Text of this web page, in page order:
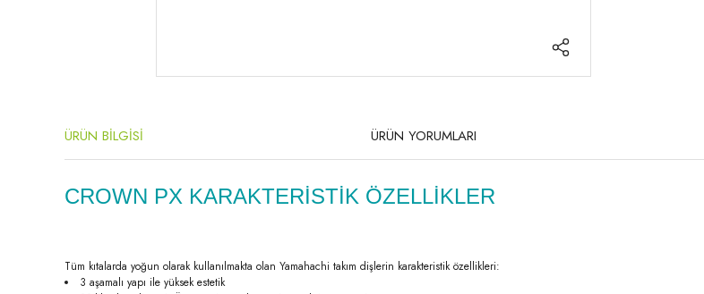
ÜRÜN BİLGİSİ ÜRÜN YORUMLARI
CROWN PX KARAKTERİSTİK ÖZELLİKLER
Tüm kıtalarda yoğun olarak kullanılmakta olan Yamahachi takım dişlerin karakteristik özellikleri:
3 aşamalı yapı ile yüksek estetik